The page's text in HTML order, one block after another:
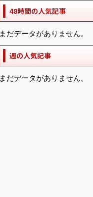
48時間の人気記事
まだデータがありません。
週の人気記事
まだデータがありません。